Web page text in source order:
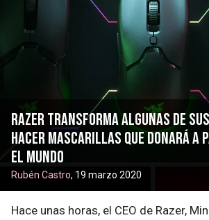
Razer transforma algunas de
hacer mascarillas que donará a
el mundo
Rubén Castro, 19 marzo 2020
Hace unas horas, el CEO de Razer,